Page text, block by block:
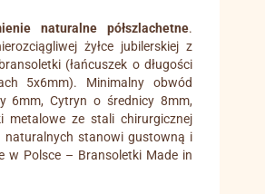
naturalne półszlachetne.
żyłce jubilerskiej z
(łańcuszek o długości
5x6mm). Minimalny obwód
6mm, Cytryn o średnicy 8mm,
ze stali chirurgicznej
naturalnych stanowi gustowną i
w Polsce – Bransoletki Made in